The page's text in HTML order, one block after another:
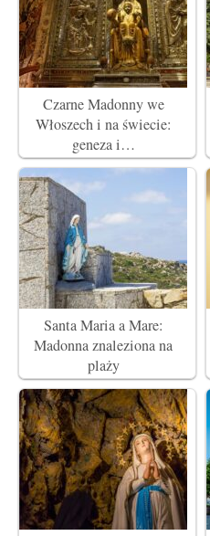
Czarne Madonny we
Włoszech i na świecie:
geneza i…
Santa Maria a Mare:
Madonna znaleziona na
plaży